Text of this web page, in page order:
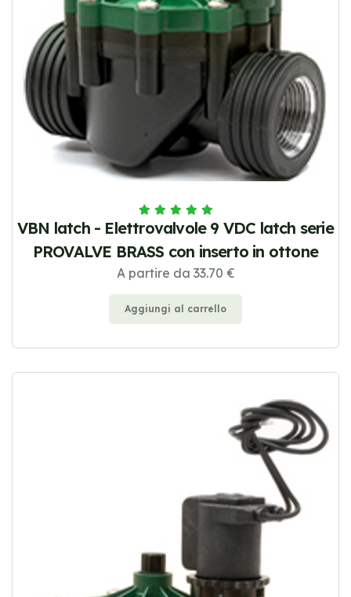
VBN latch - Elettrovalvole 9 VDC latch serie
PROVALVE BRASS con inserto in ottone
A partire da 33.70 €
Aggiungi al carrello